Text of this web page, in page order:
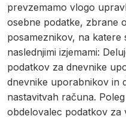
prevzemamo vlogo
osebne podatke, zbrane
posameznikov, na katere
naslednjimi izjemami:
podatkov za dnevnike
dnevnike uporabnikov in
nastavitvah računa.
obdelovalec podatkov za